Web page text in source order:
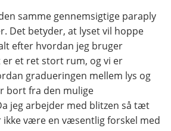
samme gennemsigtige paraply
Det betyder, at lyset vil hoppe
efter hvordan jeg bruger
er et ret stort rum, og vi er
gradueringen mellem lys og
bort fra den mulige
jeg arbejder med blitzen så tæt
ikke være en væsentlig forskel med